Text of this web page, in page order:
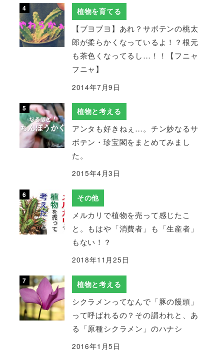
植物を育てる
【ブヨブヨ】あれ？サボテンの桃太
郎が柔らかくなっているよ！？根元
も茶色くなってるし…！！【フニャ
フニャ】
2014年7月9日
植物と考える
アンタも好きねぇ…。チン妙なるサ
ボテン・珍宝閣をまとめてみまし
た。
2015年4月3日
その他
メルカリで植物を売って感じたこ
と。もはや「消費者」も「生産者」
もない！？
2018年11月25日
植物と考える
シクラメンってなんで「豚の饅頭」
って呼ばれるの？その謂われと、あ
る「原種シクラメン」のハナシ
2016年1月5日